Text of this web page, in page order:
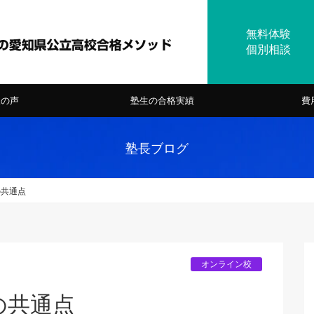
声 塾生の合格実績 費
塾長ブログ
通点
オンライン校
共通点